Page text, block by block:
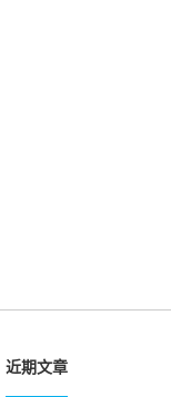
近期文章